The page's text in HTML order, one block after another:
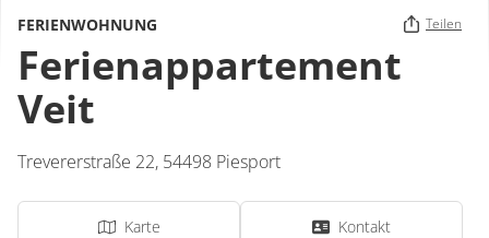
FERIENWOHNUNG Teilen
Ferienappartement
Veit
Trevererstraße 22, 54498 Piesport
Karte Kontakt